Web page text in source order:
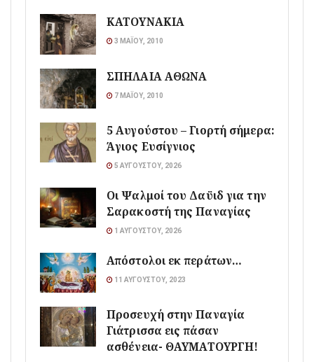
ΚΑΤΟΥΝΑΚΙΑ
3 ΜΑΪ́ΟΥ, 2010
ΣΠΗΛΑΙΑ ΑΘΩΝΑ
7 ΜΑΪ́ΟΥ, 2010
5 Αυγούστου – Γιορτή σήμερα:
Άγιος Ευσίγνιος
5 ΑΥΓΟΎΣΤΟΥ, 2026
Οι Ψαλμοί του Δαϋιδ για την
Σαρακοστή της Παναγίας
1 ΑΥΓΟΎΣΤΟΥ, 2026
Απόστολοι εκ περάτων…
11 ΑΥΓΟΎΣΤΟΥ, 2023
Προσευχή στην Παναγία
Γιάτρισσα εις πάσαν
ασθένεια- ΘΑΥΜΑΤΟΥΡΓΗ!